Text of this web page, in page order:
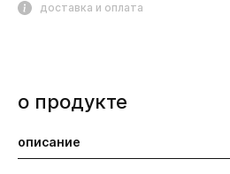
доставка и оплата
о продукте
описание